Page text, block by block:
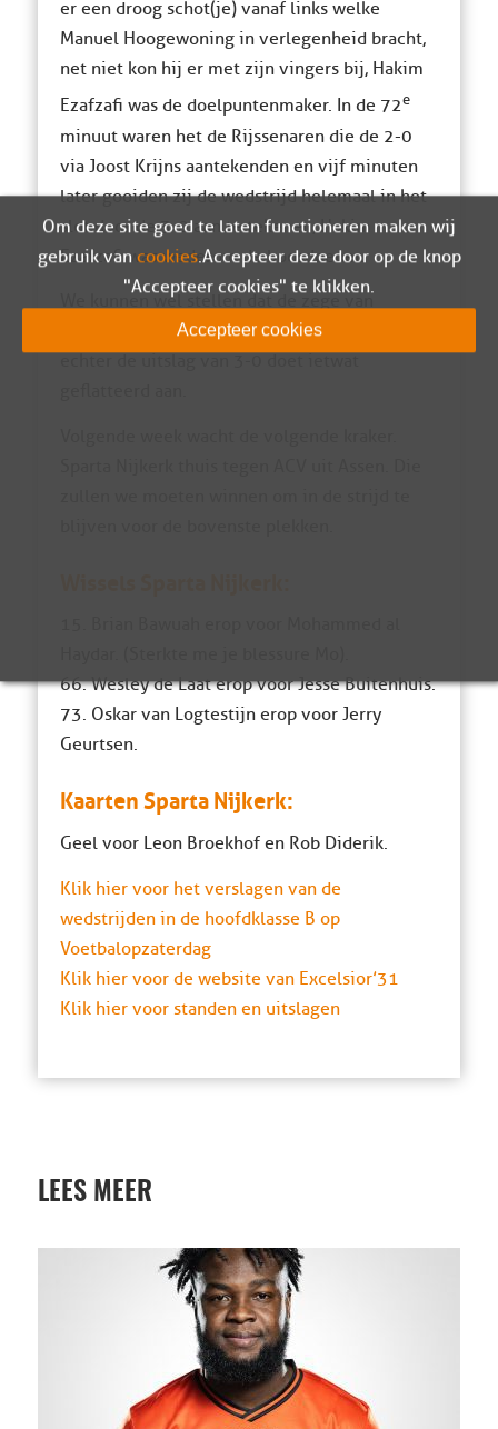
er een droog schot(je) vanaf links welke
Manuel Hoogewoning in verlegenheid bracht,
net niet kon hij er met zijn vingers bij, Hakim
Ezafzafi was de doelpuntenmaker. In de 72e
minuut waren het de Rijssenaren die de 2-0
via Joost Krijns aantekenden en vijf minuten
later gooiden zij de wedstrijd helemaal in het
slot door de 3-0 aan te tekenen, Hakim
Ezafzafi was wederom de boosdoener.
We kunnen wel stellen dat de zege van
Excelsior ’31 zeker niet onverdiend was,
66. Wesley de Laat erop voor Jesse Buitenhuis.
73. Oskar van Logtestijn erop voor Jerry
Geurtsen.
Kaarten Sparta Nijkerk:
Geel voor Leon Broekhof en Rob Diderik.
Klik hier voor het verslagen van de
wedstrijden in de hoofdklasse B op
Voetbalopzaterdag
Klik hier voor de website van Excelsior’31
Klik hier voor standen en uitslagen
LEES MEER
Om deze site goed te laten functioneren maken wij
gebruik van cookies. Accepteer deze door op de knop
"Accepteer cookies" te klikken.
Accepteer cookies